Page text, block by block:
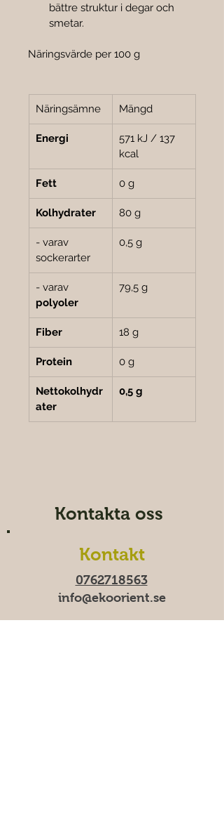
bättre struktur i degar och
smetar.
Näringsvärde per 100 g
Näringsämne Mängd
Energi
571 kJ / 137
kcal
Fett 0 g
Kolhydrater 80 g
- varav
sockerarter
0,5 g
- varav
polyoler
79,5 g
Fiber 18 g
Protein 0 g
Nettokolhydr
ater
0,5 g
Kontakta oss
Kontakt
0762718563
info@ekoorient.se​​